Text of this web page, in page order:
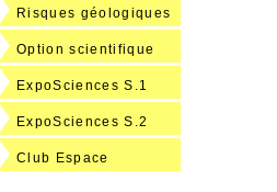
Risques géologiques
Option scientifique
ExpoSciences S.1
ExpoSciences S.2
Club Espace